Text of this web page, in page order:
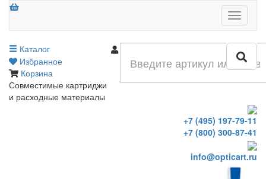
Меню
Каталог
Избранное
Корзина
Совместимые картриджи
и расходные материалы
+7 (495) 197-79-11
+7 (800) 300-87-41
info@opticart.ru